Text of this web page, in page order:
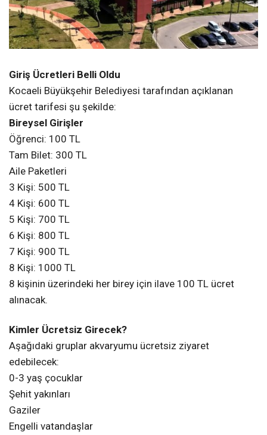
Giriş Ücretleri Belli Oldu
Kocaeli Büyükşehir Belediyesi tarafından açıklanan
ücret tarifesi şu şekilde:
Bireysel Girişler
Öğrenci: 100 TL
Tam Bilet: 300 TL
Aile Paketleri
3 Kişi: 500 TL
4 Kişi: 600 TL
5 Kişi: 700 TL
6 Kişi: 800 TL
7 Kişi: 900 TL
8 Kişi: 1000 TL
8 kişinin üzerindeki her birey için ilave 100 TL ücret
alınacak.
Kimler Ücretsiz Girecek?
Aşağıdaki gruplar akvaryumu ücretsiz ziyaret
edebilecek:
0-3 yaş çocuklar
Şehit yakınları
Gaziler
Engelli vatandaşlar